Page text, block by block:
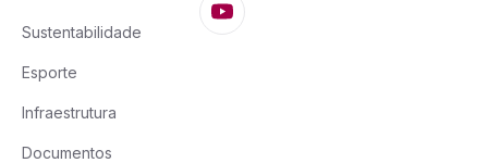
Sustentabilidade
Esporte
Infraestrutura
Documentos